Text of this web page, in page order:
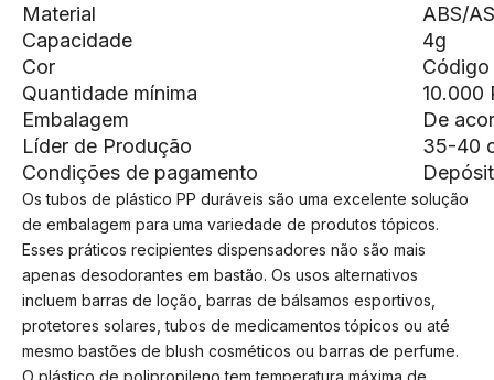
Material
ABS/AS
Capacidade
4g
Cor
Código
Quantidade mínima
10.000
Embalagem
De
Líder de Produção
35-40
Condições de pagamento
Os tubos de plástico PP duráveis são uma excelente solução
de embalagem para uma variedade de produtos tópicos.
Esses práticos recipientes dispensadores não são mais
apenas desodorantes em bastão. Os usos alternativos
incluem barras de loção, barras de bálsamos esportivos,
protetores solares, tubos de medicamentos tópicos ou até
mesmo bastões de blush cosméticos ou barras de perfume.
O plástico de polipropileno tem temperatura máxima de